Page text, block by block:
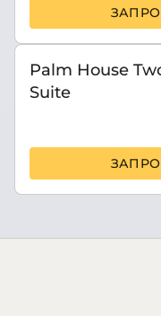
Palm House
Suite